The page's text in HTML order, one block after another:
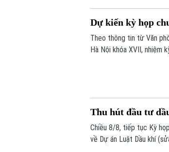
Dự kiến kỳ họp
Theo thông tin từ Văn
Hà Nội khóa XVII,
Thu hút đầu tư
Chiều 8/8, tiếp tục Kỳ
về Dự án Luật Dầu khí